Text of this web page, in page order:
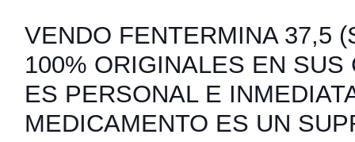
VENDO FENTERMINA 37,5
100% ORIGINALES EN
ES PERSONAL E
MEDICAMENTO ES UN